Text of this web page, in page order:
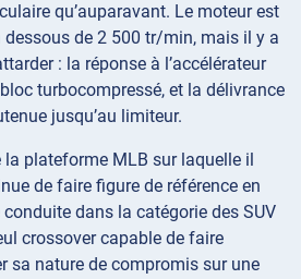
qu’auparavant. Le moteur est
de 2 500 tr/min, mais il y a
: la réponse à l’accélérateur
turbocompressé, et la délivrance
jusqu’au limiteur.
la plateforme MLB sur laquelle il
de faire figure de référence en
conduite dans la catégorie des SUV
crossover capable de faire
sa nature de compromis sur une